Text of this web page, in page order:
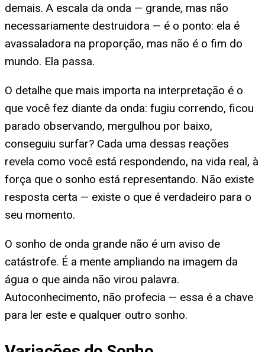
demais. A escala da onda — grande, mas não
necessariamente destruidora — é o ponto: ela é
avassaladora na proporção, mas não é o fim do
mundo. Ela passa.
O detalhe que mais importa na interpretação é o
que você fez diante da onda: fugiu correndo, ficou
parado observando, mergulhou por baixo,
conseguiu surfar? Cada uma dessas reações
revela como você está respondendo, na vida real, à
força que o sonho está representando. Não existe
resposta certa — existe o que é verdadeiro para o
seu momento.
O sonho de onda grande não é um aviso de
catástrofe. É a mente ampliando na imagem da
água o que ainda não virou palavra.
Autoconhecimento, não profecia — essa é a chave
para ler este e qualquer outro sonho.